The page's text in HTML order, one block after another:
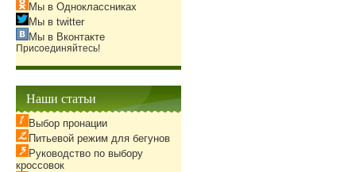
Мы в Одноклассниках
Мы в twitter
Мы в Вконтакте
Присоединяйтесь!
Наши статьи
Выбор пронации
Питьевой режим для бегунов
Руководство по выбору
кроссовок